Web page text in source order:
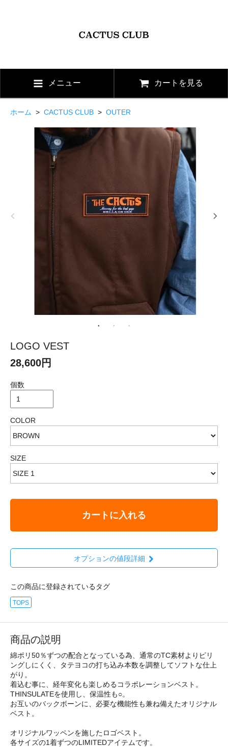
メニュー カートを見る
ホーム > CACTUS CLUB > OUTER
LOGO VEST
28,600円
個数
COLOR
SIZE
カートに入れる
オプションの値段詳細
この商品に登録されているタグ
TOPS
商品の説明
綿ポリ50％ずつの配合となっている為、通常のTC素材よりピリ
ングしにくく、タテヨコの打ち込み本数を調整してソフトな仕上
がり。
着込む事に、経年変化も楽しめるコラボレーションベスト。
THINSULATEを使用し、保温性も○。
お互いのバックボーンに、必要な機能性も兼ね備えたオリジナル
ベスト。
オリジナルワッペンを施したロゴベスト。
各サイズの1着ずつのLIMITEDアイテムです。